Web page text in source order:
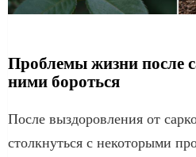
Проблемы жизни после
ними бороться
После выздоровления от
столкнуться с некоторыми